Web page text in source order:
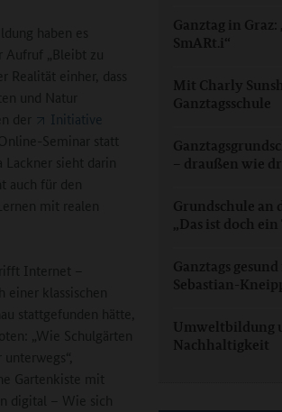
haben es
Aufruf „Bleibt zu
einher, dass
und Natur
der
Initiative
Seminar statt
Lackner sieht darin
auch für den
mit realen
Internet –
einer klassischen
stattgefunden hätte,
„Wie Schulgärten
Gartenkiste mit
digital – Wie sich
Ganztag in
SmARt.i“
Mit Charly
Ganztagsschule
– draußen wie
Grundschule an
„Das ist doch
Ganztags
Sebastian-
Umweltbildung
Nachhaltigkeit